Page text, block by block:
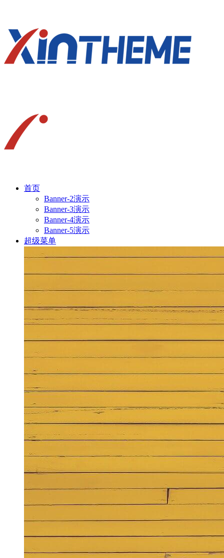
首页
Banner-2演示
Banner-3演示
Banner-4演示
Banner-5演示
超级菜单